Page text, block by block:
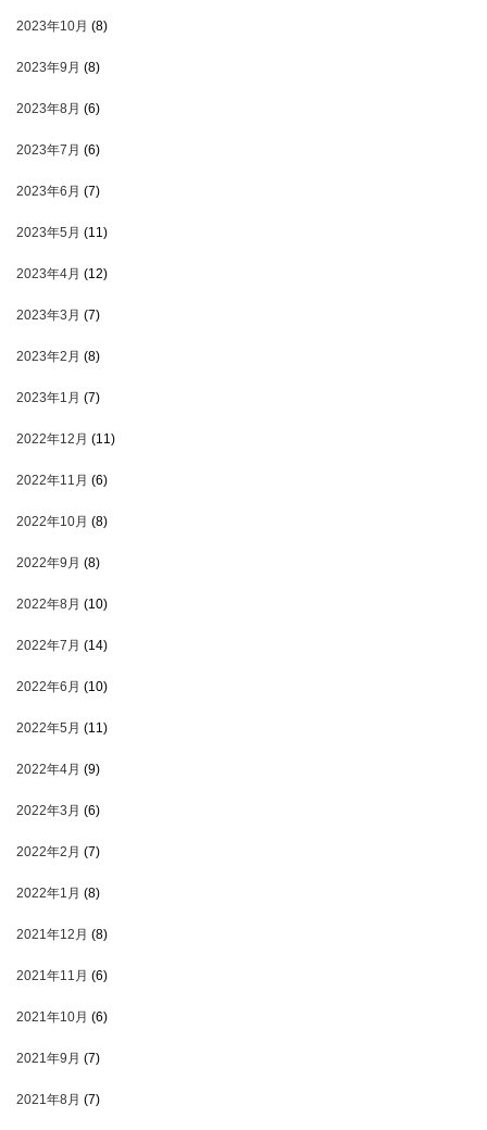
2023年10月 (8)
2023年9月 (8)
2023年8月 (6)
2023年7月 (6)
2023年6月 (7)
2023年5月 (11)
2023年4月 (12)
2023年3月 (7)
2023年2月 (8)
2023年1月 (7)
2022年12月 (11)
2022年11月 (6)
2022年10月 (8)
2022年9月 (8)
2022年8月 (10)
2022年7月 (14)
2022年6月 (10)
2022年5月 (11)
2022年4月 (9)
2022年3月 (6)
2022年2月 (7)
2022年1月 (8)
2021年12月 (8)
2021年11月 (6)
2021年10月 (6)
2021年9月 (7)
2021年8月 (7)